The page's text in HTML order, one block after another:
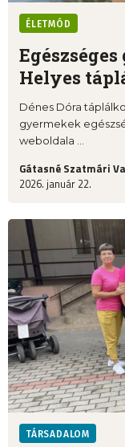
ÉLETMÓD
Helyes
Dénes Dóra
gyermekek
weboldala ...
Gátasné Szatmári
2026. január 22.
TÁRSADALOM